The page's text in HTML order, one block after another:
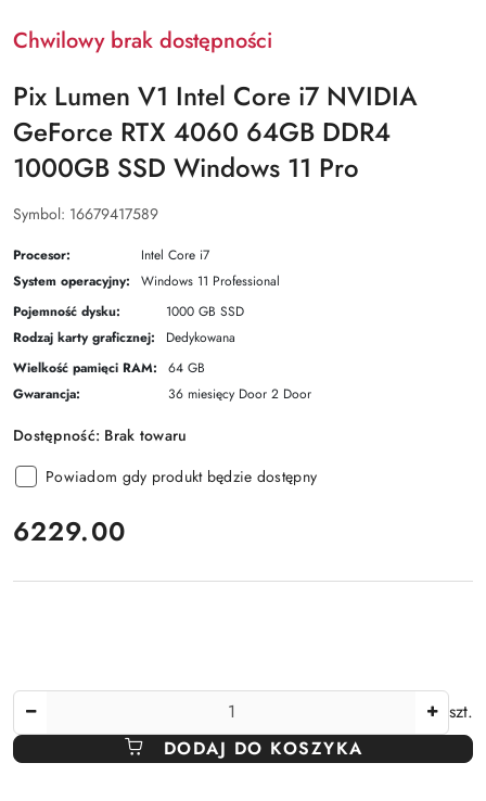
Chwilowy brak dostępności
Pix Lumen V1 Intel Core i7 NVIDIA
GeForce RTX 4060 64GB DDR4
1000GB SSD Windows 11 Pro
Symbol: 16679417589
Procesor:
Intel Core i7
System operacyjny:
Windows 11 Professional
Pojemność dysku:
1000 GB SSD
Rodzaj karty graficznej:
Dedykowana
Wielkość pamięci RAM:
64 GB
Gwarancja:
36 miesięcy Door 2 Door
Dostępność: Brak towaru
Powiadom gdy produkt będzie dostępny
cena:
6229.00
szt.
DODAJ DO KOSZYKA